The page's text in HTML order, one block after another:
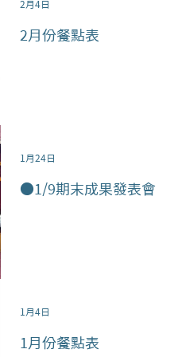
2月份餐點表
2月4日
●1/9期末成果發表會
1月24日
1月份餐點表
1月4日